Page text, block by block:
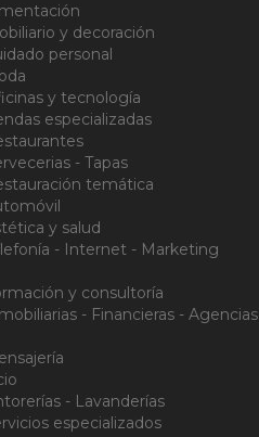
y decoración
personal
y tecnología
especializadas
- Tapas
temática
y salud
- Internet - Marketing
y consultoría
- Financieras - Agencias
- Lavanderías
especializados